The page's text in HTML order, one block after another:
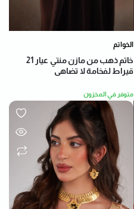
الخواتم
خاتم ذهب من مازن منتي عيار 21
قيراط لفخامة لا تضاهى
متوفر في المخزون